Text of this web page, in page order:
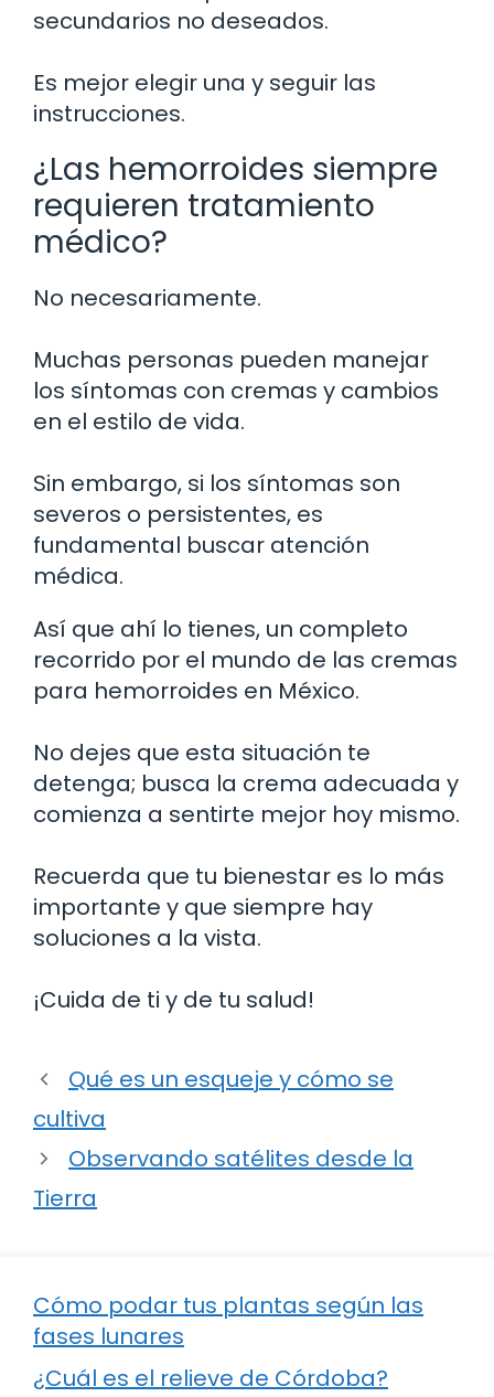
secundarios no deseados.
Es mejor elegir una y seguir las
instrucciones.
¿Las hemorroides siempre
requieren tratamiento
médico?
No necesariamente.
Muchas personas pueden manejar
los síntomas con cremas y cambios
en el estilo de vida.
Sin embargo, si los síntomas son
severos o persistentes, es
fundamental buscar atención
médica.
Así que ahí lo tienes, un completo
recorrido por el mundo de las cremas
para hemorroides en México.
No dejes que esta situación te
detenga; busca la crema adecuada y
comienza a sentirte mejor hoy mismo.
Recuerda que tu bienestar es lo más
importante y que siempre hay
soluciones a la vista.
¡Cuida de ti y de tu salud!
Qué es un esqueje y cómo se
cultiva
Observando satélites desde la
Tierra
Cómo podar tus plantas según las
fases lunares
¿Cuál es el relieve de Córdoba?